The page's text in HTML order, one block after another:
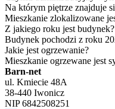
Na którym piętrze znajduje
Mieszkanie zlokalizowane
Z jakiego roku jest budynek?
Budynek pochodzi z roku
Jakie jest ogrzewanie?
Mieszkanie ogrzewane jest
Barn-net
ul. Kmiecie 48A
38-440 Iwonicz
NIP 6842508251